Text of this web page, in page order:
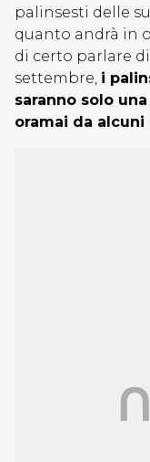
palinsesti delle
quanto andrà in
di certo parlare
settembre, i
saranno solo
oramai da